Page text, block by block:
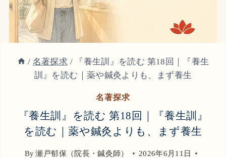
/ 名著探求 /
『養生訓』を読む 第18回｜『養生
訓』を読む｜薬や鍼灸よりも、まず養生
名著探求
『養生訓』を読む 第18回｜『養生訓』
を読む｜薬や鍼灸よりも、まず養生
By 瀬戸郁保（院長・鍼灸師）
2026年6月11日